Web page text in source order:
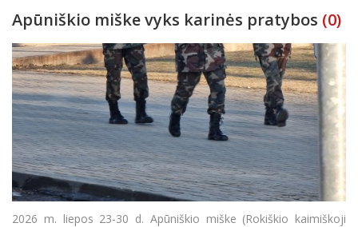
Apūniškio miške vyks karinės pratybos (0)
2026 m. liepos 23-30 d. Apūniškio miške (Rokiškio kaimiškoji